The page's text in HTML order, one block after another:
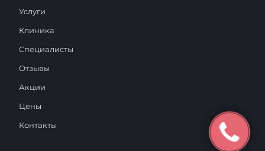
Услуги
Клиника
Специалисты
Отзывы
Акции
Цены
Контакты